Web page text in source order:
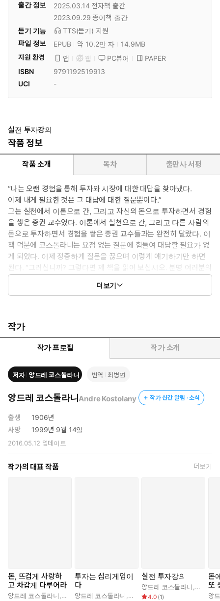
출간 정보 2025.03.14 전자책 출간
2023.09.29 종이책 출간
듣기 기능
TTS(듣기) 지원
파일 정보
EPUB 약 10.2만 자
14.9MB
지원 환경
앱 웹 PC뷰어
PAPER
ISBN
9791192519913
UCI
-
실전 투자강의
작품 정보
작품 소개 목차 출판사 서평
“나는 오랜 경험을 통해 투자와 시장에 대한 대답을 찾아냈다.
이제 내게 필요한 것은 그 대답에 대한 질문뿐이다.”
그는 실천에서 이론으로 간, 그리고 자신의 돈으로 투자하면서 경험
을 쌓은 증권 교수였다. 이론에서 실천으로 간, 그리고 다른 사람의
돈으로 투자하면서 경험을 쌓은 증권 교수들과는 완전히 달랐다. 이
책 덕분에 코스톨라니는 요점 없는 질문에 힘들여 대답할 필요가 없
게 되었다. 이제 정중하게 질문을 끊으며 이렇게 얘기하기만 하면
된다. “그러십니까? 그렇다면 제 책을 읽어 보십시오. 분명 여러분의
질문에 대한 답을 찾으실 것입니다. 또 이제까지 여러분이 생각하지
못했던 문제에 대해서도 답을 찾으실 수 있을 것입니다.”
더보기
작가
작가 프로필 작가 소개
저자 앙드레 코스톨라니 번역 최병연
앙드레 코스톨라니Andre Kostolany 작가 신간 알림 · 소식
출생
1906년
사망
1999년 9월 14일
2016.05.12 업데이트
작가의 대표 작품 더보기
돈, 뜨겁게 사랑하
고 차갑게 다루어라
앙드레 코스톨라니, 한윤진
투자는 심리게임이
다
앙드레 코스톨라니, 정진상
실전 투자강의
앙드레 코스톨라니, 최병연
4.0 (1)
돈
또
앙